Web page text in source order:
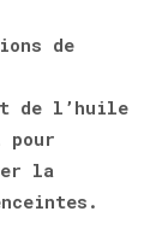
de
de l’huile
pour
la